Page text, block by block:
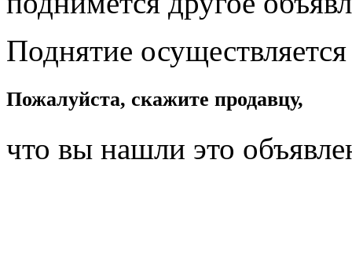
Поднятие
Пожалуйста, скажите продавцу,
что вы нашли это